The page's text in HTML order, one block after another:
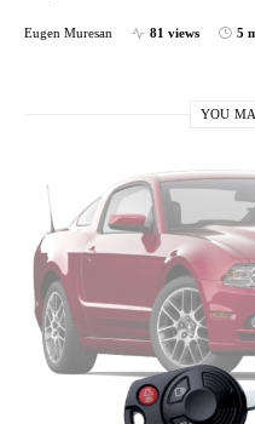
Eugen Muresan 81 views 5
YOU